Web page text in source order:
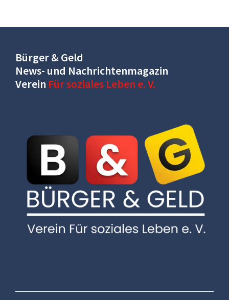
Bürger & Geld
News- und Nachrichtenmagazin
Verein Für soziales Leben e. V.